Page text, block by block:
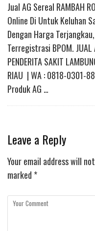
Jual AG Sereal RAMBAH
Online Di Untuk Keluhan
Dengan Harga
Terregistrasi BPOM. JUAL
PENDERITA SAKIT
RIAU | WA : 0818-0301-
Produk AG …
Leave a Reply
Your email address will
marked *